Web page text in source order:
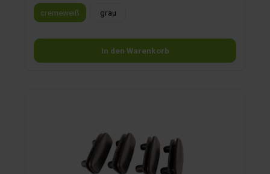
cremeweiß
grau
In den Warenkorb